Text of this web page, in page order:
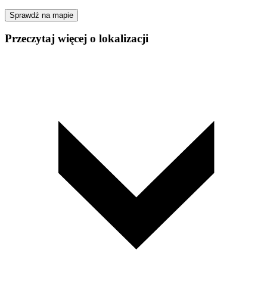
Sprawdź na mapie
Przeczytaj więcej o lokalizacji